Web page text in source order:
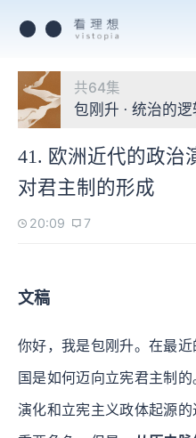
共64集
包刚升 · 统治的
41. 欧洲近代的政治
对君主制的形成
20:09 7
文稿
你好，我是包刚升。在最
国是如何迈向立宪君主制
演化和立宪主义政体起源